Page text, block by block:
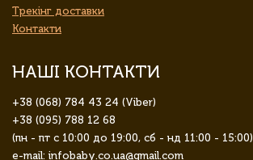
Трекінг доставки
Контакти
НАШІ КОНТАКТИ
+38 (068) 784 43 24 (Viber)
+38 (095) 788 12 68
(пн - пт с 10:00 до 19:00, сб - нд 11:00 - 15:00)
e-mail: infobaby.co.ua@gmail.com